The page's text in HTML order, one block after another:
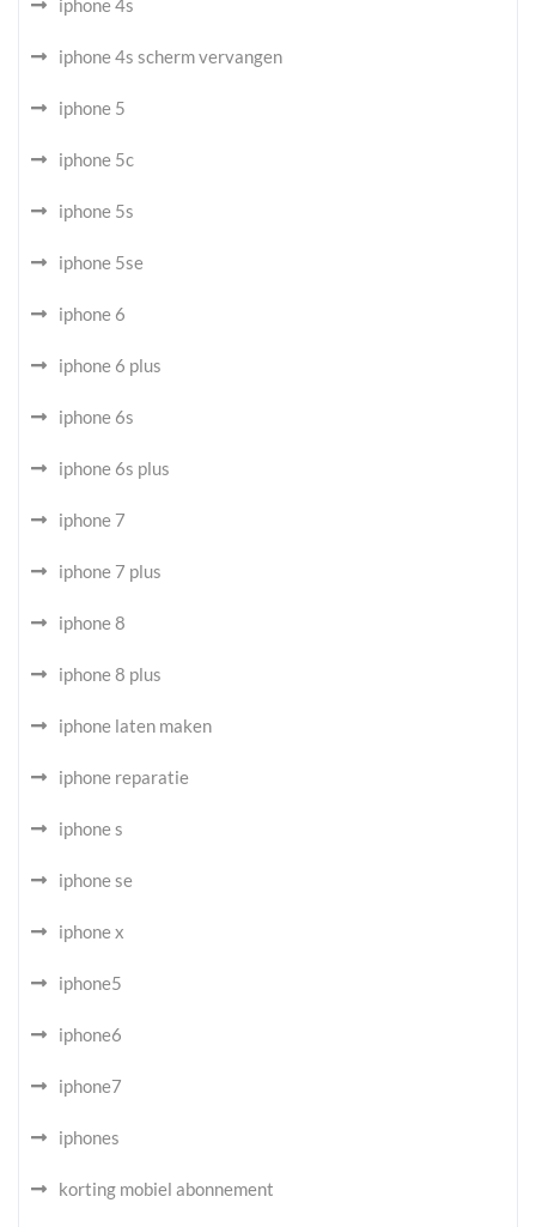
iphone 4s
iphone 4s scherm vervangen
iphone 5
iphone 5c
iphone 5s
iphone 5se
iphone 6
iphone 6 plus
iphone 6s
iphone 6s plus
iphone 7
iphone 7 plus
iphone 8
iphone 8 plus
iphone laten maken
iphone reparatie
iphone s
iphone se
iphone x
iphone5
iphone6
iphone7
iphones
korting mobiel abonnement